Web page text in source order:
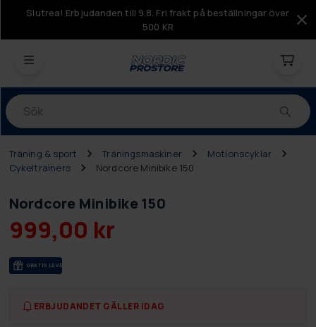
Slutrea! Erbjudanden till 9.8. Fri frakt på beställningar över
500 KR
Produkter
Träning & sport Träningsmaskiner
Motionscyklar
Cykeltrainers
Nordcore Minibike 150
Nordcore Minibike 150
999,00 kr
GRA­TIS LE­VE­RANS
ERBJUDANDET GÄLLER IDAG